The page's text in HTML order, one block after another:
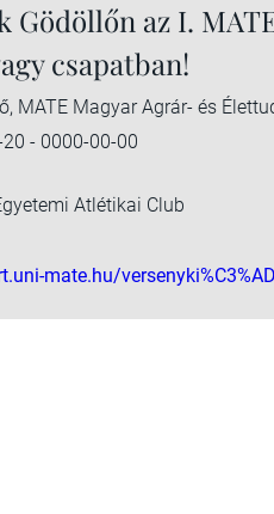
Gödöllőn az I.
csapatban!
MATE Magyar Agrár- és
- 0000-00-00
Atlétikai Club
mate.hu/